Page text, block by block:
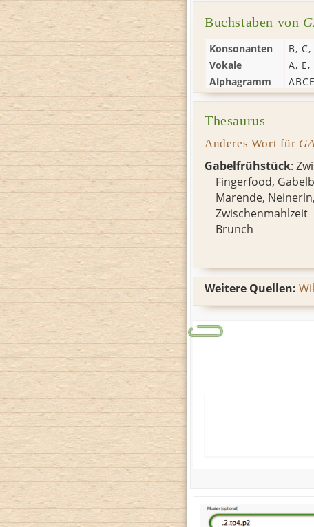
Buchstaben von
Konsonanten B, C,
Vokale
A, E,
Alphagramm
Thesaurus
Anderes Wort für
Gabelfrühstück:
Fingerfood,
Marende, Neinerln,
Zwischenmahlzeit
Brunch
Weitere Quellen: